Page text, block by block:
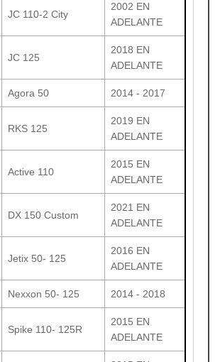
JC 110-2 City
2002 EN
ADELANTE
JC 125
2018 EN
ADELANTE
Agora 50 2014 - 2017
RKS 125
2019 EN
ADELANTE
Active 110
2015 EN
ADELANTE
DX 150 Custom
2021 EN
ADELANTE
Jetix 50- 125
2016 EN
ADELANTE
Nexxon 50- 125 2014 - 2018
Spike 110- 125R
2015 EN
ADELANTE